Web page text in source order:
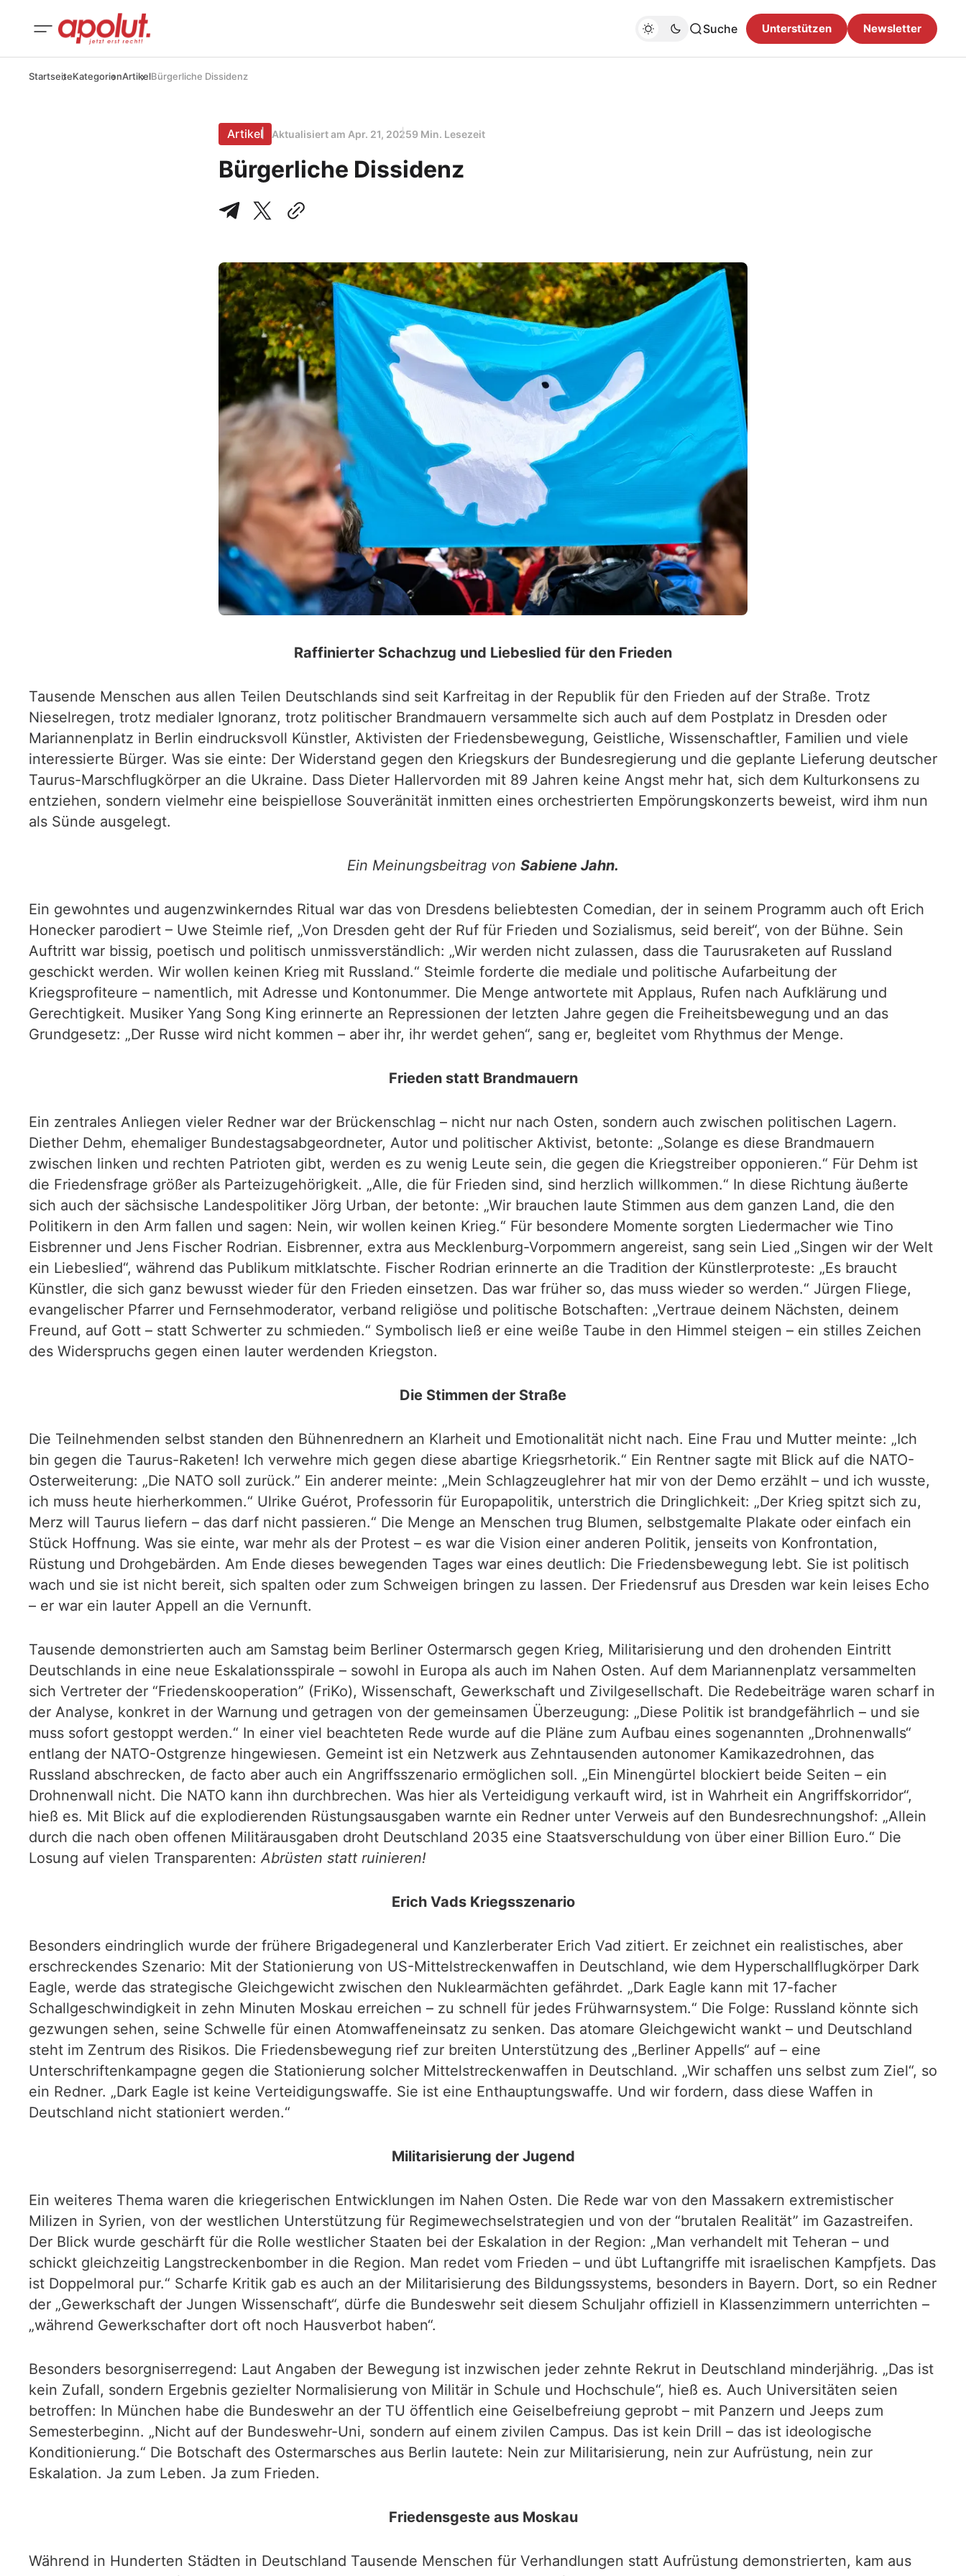
Suche Unterstützen Newsletter
StartseiteKategorienArtikelBürgerliche Dissidenz
Artikel Aktualisiert am Apr. 21, 20259 Min. Lesezeit
Bürgerliche Dissidenz
Raffinierter Schachzug und Liebeslied für den Frieden
Tausende Menschen aus allen Teilen Deutschlands sind seit Karfreitag in der Republik für den Frieden auf der Straße. Trotz
Nieselregen, trotz medialer Ignoranz, trotz politischer Brandmauern versammelte sich auch auf dem Postplatz in Dresden oder
Mariannenplatz in Berlin eindrucksvoll Künstler, Aktivisten der Friedensbewegung, Geistliche, Wissenschaftler, Familien und viele
interessierte Bürger. Was sie einte: Der Widerstand gegen den Kriegskurs der Bundesregierung und die geplante Lieferung deutscher
Taurus-Marschflugkörper an die Ukraine. Dass Dieter Hallervorden mit 89 Jahren keine Angst mehr hat, sich dem Kulturkonsens zu
entziehen, sondern vielmehr eine beispiellose Souveränität inmitten eines orchestrierten Empörungskonzerts beweist, wird ihm nun
als Sünde ausgelegt.
Ein Meinungsbeitrag von Sabiene Jahn.
Ein gewohntes und augenzwinkerndes Ritual war das von Dresdens beliebtesten Comedian, der in seinem Programm auch oft Erich
Honecker parodiert – Uwe Steimle rief, „Von Dresden geht der Ruf für Frieden und Sozialismus, seid bereit“, von der Bühne. Sein
Auftritt war bissig, poetisch und politisch unmissverständlich: „Wir werden nicht zulassen, dass die Taurusraketen auf Russland
geschickt werden. Wir wollen keinen Krieg mit Russland.“ Steimle forderte die mediale und politische Aufarbeitung der
Kriegsprofiteure – namentlich, mit Adresse und Kontonummer. Die Menge antwortete mit Applaus, Rufen nach Aufklärung und
Gerechtigkeit. Musiker Yang Song King erinnerte an Repressionen der letzten Jahre gegen die Freiheitsbewegung und an das
Grundgesetz: „Der Russe wird nicht kommen – aber ihr, ihr werdet gehen“, sang er, begleitet vom Rhythmus der Menge.
Frieden statt Brandmauern
Ein zentrales Anliegen vieler Redner war der Brückenschlag – nicht nur nach Osten, sondern auch zwischen politischen Lagern.
Diether Dehm, ehemaliger Bundestagsabgeordneter, Autor und politischer Aktivist, betonte: „Solange es diese Brandmauern
zwischen linken und rechten Patrioten gibt, werden es zu wenig Leute sein, die gegen die Kriegstreiber opponieren.“ Für Dehm ist
die Friedensfrage größer als Parteizugehörigkeit. „Alle, die für Frieden sind, sind herzlich willkommen.“ In diese Richtung äußerte
sich auch der sächsische Landespolitiker Jörg Urban, der betonte: „Wir brauchen laute Stimmen aus dem ganzen Land, die den
Politikern in den Arm fallen und sagen: Nein, wir wollen keinen Krieg.“ Für besondere Momente sorgten Liedermacher wie Tino
Eisbrenner und Jens Fischer Rodrian. Eisbrenner, extra aus Mecklenburg-Vorpommern angereist, sang sein Lied „Singen wir der Welt
ein Liebeslied“, während das Publikum mitklatschte. Fischer Rodrian erinnerte an die Tradition der Künstlerproteste: „Es braucht
Künstler, die sich ganz bewusst wieder für den Frieden einsetzen. Das war früher so, das muss wieder so werden.“ Jürgen Fliege,
evangelischer Pfarrer und Fernsehmoderator, verband religiöse und politische Botschaften: „Vertraue deinem Nächsten, deinem
Freund, auf Gott – statt Schwerter zu schmieden.“ Symbolisch ließ er eine weiße Taube in den Himmel steigen – ein stilles Zeichen
des Widerspruchs gegen einen lauter werdenden Kriegston.
Die Stimmen der Straße
Die Teilnehmenden selbst standen den Bühnenrednern an Klarheit und Emotionalität nicht nach. Eine Frau und Mutter meinte: „Ich
bin gegen die Taurus-Raketen! Ich verwehre mich gegen diese abartige Kriegsrhetorik.“ Ein Rentner sagte mit Blick auf die NATO-
Osterweiterung: „Die NATO soll zurück.” Ein anderer meinte: „Mein Schlagzeuglehrer hat mir von der Demo erzählt – und ich wusste,
ich muss heute hierherkommen.“ Ulrike Guérot, Professorin für Europapolitik, unterstrich die Dringlichkeit: „Der Krieg spitzt sich zu,
Merz will Taurus liefern – das darf nicht passieren.“ Die Menge an Menschen trug Blumen, selbstgemalte Plakate oder einfach ein
Stück Hoffnung. Was sie einte, war mehr als der Protest – es war die Vision einer anderen Politik, jenseits von Konfrontation,
Rüstung und Drohgebärden. Am Ende dieses bewegenden Tages war eines deutlich: Die Friedensbewegung lebt. Sie ist politisch
wach und sie ist nicht bereit, sich spalten oder zum Schweigen bringen zu lassen. Der Friedensruf aus Dresden war kein leises Echo
– er war ein lauter Appell an die Vernunft.
Tausende demonstrierten auch am Samstag beim Berliner Ostermarsch gegen Krieg, Militarisierung und den drohenden Eintritt
Deutschlands in eine neue Eskalationsspirale – sowohl in Europa als auch im Nahen Osten. Auf dem Mariannenplatz versammelten
sich Vertreter der “Friedenskooperation” (FriKo), Wissenschaft, Gewerkschaft und Zivilgesellschaft. Die Redebeiträge waren scharf in
der Analyse, konkret in der Warnung und getragen von der gemeinsamen Überzeugung: „Diese Politik ist brandgefährlich – und sie
muss sofort gestoppt werden.“ In einer viel beachteten Rede wurde auf die Pläne zum Aufbau eines sogenannten „Drohnenwalls“
entlang der NATO-Ostgrenze hingewiesen. Gemeint ist ein Netzwerk aus Zehntausenden autonomer Kamikazedrohnen, das
Russland abschrecken, de facto aber auch ein Angriffsszenario ermöglichen soll. „Ein Minengürtel blockiert beide Seiten – ein
Drohnenwall nicht. Die NATO kann ihn durchbrechen. Was hier als Verteidigung verkauft wird, ist in Wahrheit ein Angriffskorridor“,
hieß es. Mit Blick auf die explodierenden Rüstungsausgaben warnte ein Redner unter Verweis auf den Bundesrechnungshof: „Allein
durch die nach oben offenen Militärausgaben droht Deutschland 2035 eine Staatsverschuldung von über einer Billion Euro.“ Die
Losung auf vielen Transparenten:Abrüsten statt ruinieren!
Erich Vads Kriegsszenario
Besonders eindringlich wurde der frühere Brigadegeneral und Kanzlerberater Erich Vad zitiert. Er zeichnet ein realistisches, aber
erschreckendes Szenario: Mit der Stationierung von US-Mittelstreckenwaffen in Deutschland, wie dem Hyperschallflugkörper Dark
Eagle, werde das strategische Gleichgewicht zwischen den Nuklearmächten gefährdet. „Dark Eagle kann mit 17-facher
Schallgeschwindigkeit in zehn Minuten Moskau erreichen – zu schnell für jedes Frühwarnsystem.“ Die Folge: Russland könnte sich
gezwungen sehen, seine Schwelle für einen Atomwaffeneinsatz zu senken. Das atomare Gleichgewicht wankt – und Deutschland
steht im Zentrum des Risikos. Die Friedensbewegung rief zur breiten Unterstützung des „Berliner Appells“ auf – eine
Unterschriftenkampagne gegen die Stationierung solcher Mittelstreckenwaffen in Deutschland. „Wir schaffen uns selbst zum Ziel“, so
ein Redner. „Dark Eagle ist keine Verteidigungswaffe. Sie ist eine Enthauptungswaffe. Und wir fordern, dass diese Waffen in
Deutschland nicht stationiert werden.“
Militarisierung der Jugend
Ein weiteres Thema waren die kriegerischen Entwicklungen im Nahen Osten. Die Rede war von den Massakern extremistischer
Milizen in Syrien, von der westlichen Unterstützung für Regimewechselstrategien und von der “brutalen Realität” im Gazastreifen.
Der Blick wurde geschärft für die Rolle westlicher Staaten bei der Eskalation in der Region: „Man verhandelt mit Teheran – und
schickt gleichzeitig Langstreckenbomber in die Region. Man redet vom Frieden – und übt Luftangriffe mit israelischen Kampfjets. Das
ist Doppelmoral pur.“ Scharfe Kritik gab es auch an der Militarisierung des Bildungssystems, besonders in Bayern. Dort, so ein Redner
der „Gewerkschaft der Jungen Wissenschaft“, dürfe die Bundeswehr seit diesem Schuljahr offiziell in Klassenzimmern unterrichten –
„während Gewerkschafter dort oft noch Hausverbot haben“.
Besonders besorgniserregend: Laut Angaben der Bewegung ist inzwischen jeder zehnte Rekrut in Deutschland minderjährig. „Das ist
kein Zufall, sondern Ergebnis gezielter Normalisierung von Militär in Schule und Hochschule“, hieß es. Auch Universitäten seien
betroffen: In München habe die Bundeswehr an der TU öffentlich eine Geiselbefreiung geprobt – mit Panzern und Jeeps zum
Semesterbeginn. „Nicht auf der Bundeswehr-Uni, sondern auf einem zivilen Campus. Das ist kein Drill – das ist ideologische
Konditionierung.“ Die Botschaft des Ostermarsches aus Berlin lautete: Nein zur Militarisierung, nein zur Aufrüstung, nein zur
Eskalation. Ja zum Leben. Ja zum Frieden.
Friedensgeste aus Moskau
Während in Hunderten Städten in Deutschland Tausende Menschen für Verhandlungen statt Aufrüstung demonstrierten, kam aus